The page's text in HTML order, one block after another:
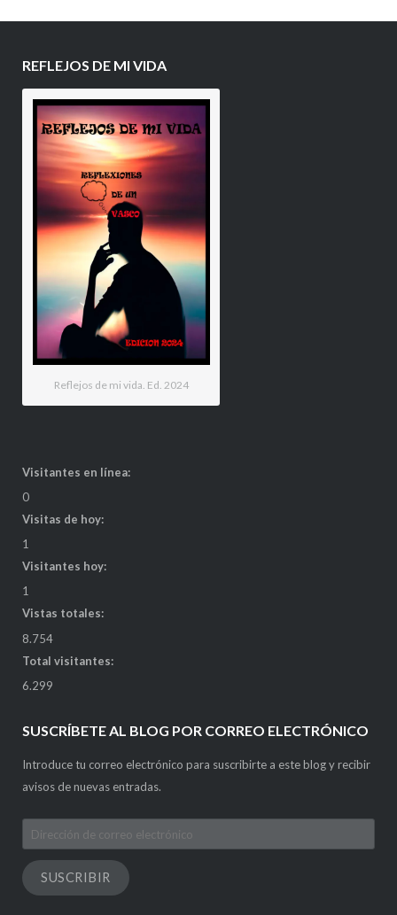
REFLEJOS DE MI VIDA
Reflejos de mi vida. Ed. 2024
Visitantes en línea:
0
Visitas de hoy:
1
Visitantes hoy:
1
Vistas totales:
8.754
Total visitantes:
6.299
SUSCRÍBETE AL BLOG POR CORREO ELECTRÓNICO
Introduce tu correo electrónico para suscribirte a este blog y recibir
avisos de nuevas entradas.
Dirección
de
correo
electrónico
SUSCRIBIR